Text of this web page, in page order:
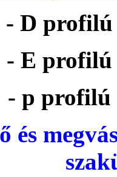
- D profilú
- E profilú
- p profilú
és